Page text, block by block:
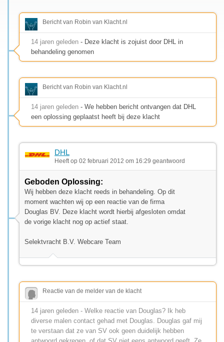
Bericht van Robin van Klacht.nl
14 jaren geleden - Deze klacht is zojuist door DHL in
behandeling genomen
Bericht van Robin van Klacht.nl
14 jaren geleden - We hebben bericht ontvangen dat DHL
een oplossing geplaatst heeft bij deze klacht
DHL
Heeft op 02 februari 2012 om 16:29 geantwoord
Geboden Oplossing:
Wij hebben deze klacht reeds in behandeling. Op dit
moment wachten wij op een reactie van de firma
Douglas BV. Deze klacht wordt hierbij afgesloten omdat
de vorige klacht nog op actief staat.
Selektvracht B.V. Webcare Team
Reactie van de melder van de klacht
14 jaren geleden - Welke reactie van Douglas? Ik heb
diverse malen contact gehad met Douglas. Douglas gaf mij
te verstaan dat ze van SV ook geen duidelijk hebben